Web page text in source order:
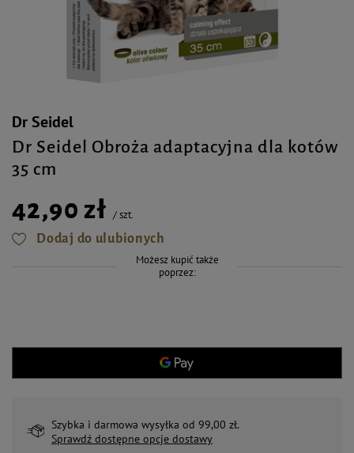
Dr Seidel
Dr Seidel Obroża adaptacyjna dla kotów
35 cm
42,90 zł /szt.
Dodaj do ulubionych
Możesz kupić także
poprzez:
Szybka i darmowa wysyłka od 99,00 zł.
Sprawdź dostępne opcje dostawy